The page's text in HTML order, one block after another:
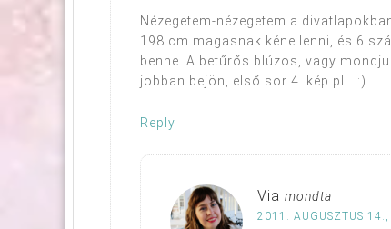
Nézegetem-nézegetem a
198 cm magasnak kéne lenni, és 6
benne. A betűrős blúzos, vagy
jobban bejön, első sor 4. kép pl… :)
Reply
Via mondta
2011. AUGUSZTUS